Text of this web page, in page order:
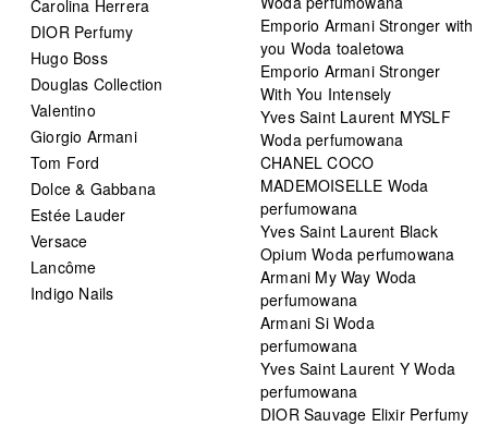
Carolina Herrera
DIOR Perfumy
Hugo Boss
Douglas Collection
Valentino
Giorgio Armani
Tom Ford
Dolce & Gabbana
Estée Lauder
Versace
Lancôme
Indigo Nails
Emporio Armani Stronger with
you Woda toaletowa
Emporio Armani Stronger
With You Intensely
Yves Saint Laurent MYSLF
Woda perfumowana
CHANEL COCO
MADEMOISELLE Woda
perfumowana
Yves Saint Laurent Black
Opium Woda perfumowana
Armani My Way Woda
perfumowana
Armani Si Woda
perfumowana
Yves Saint Laurent Y Woda
perfumowana
DIOR Sauvage Elixir Perfumy